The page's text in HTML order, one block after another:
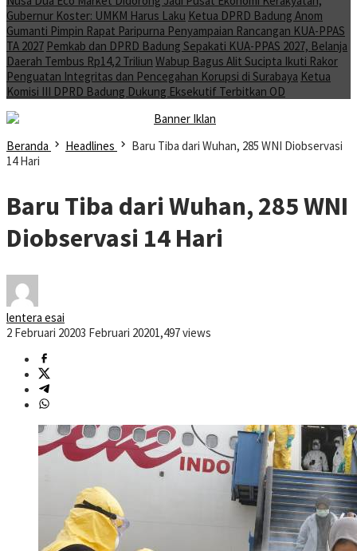
Gubernur Koster: UMKM Harus Laku Ketua DPRD Badung Anom
Gumanti Pimpin Rapat Paripurna Penyampaian Rancangan KUA-PPAS
TA 2027 Pemkab dan DPRD Badung Sepakati KUA-PPAS 2027, Belanja
Daerah Tembus Rp14,2 Triliun Wabup Bagus Alit Sucipta Ikuti Rakor
Penguatan Integritas dan Pencegahan Korupsi di Surabaya Ketua
Komisi III DPRD Badung Dukung Eksekutif Terbitkan OD
Beranda Headlines
Baru Tiba dari Wuhan, 285 WNI Diobservasi
14 Hari
Baru Tiba dari Wuhan, 285 WNI
Diobservasi 14 Hari
lentera esai
2 Februari 20203 Februari 20201,497 views